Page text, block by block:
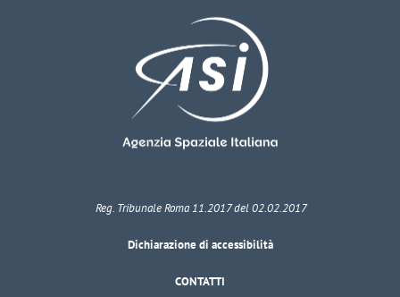
Reg. Tribunale Roma 11.2017 del 02.02.2017
Dichiarazione di accessibilità
CONTATTI